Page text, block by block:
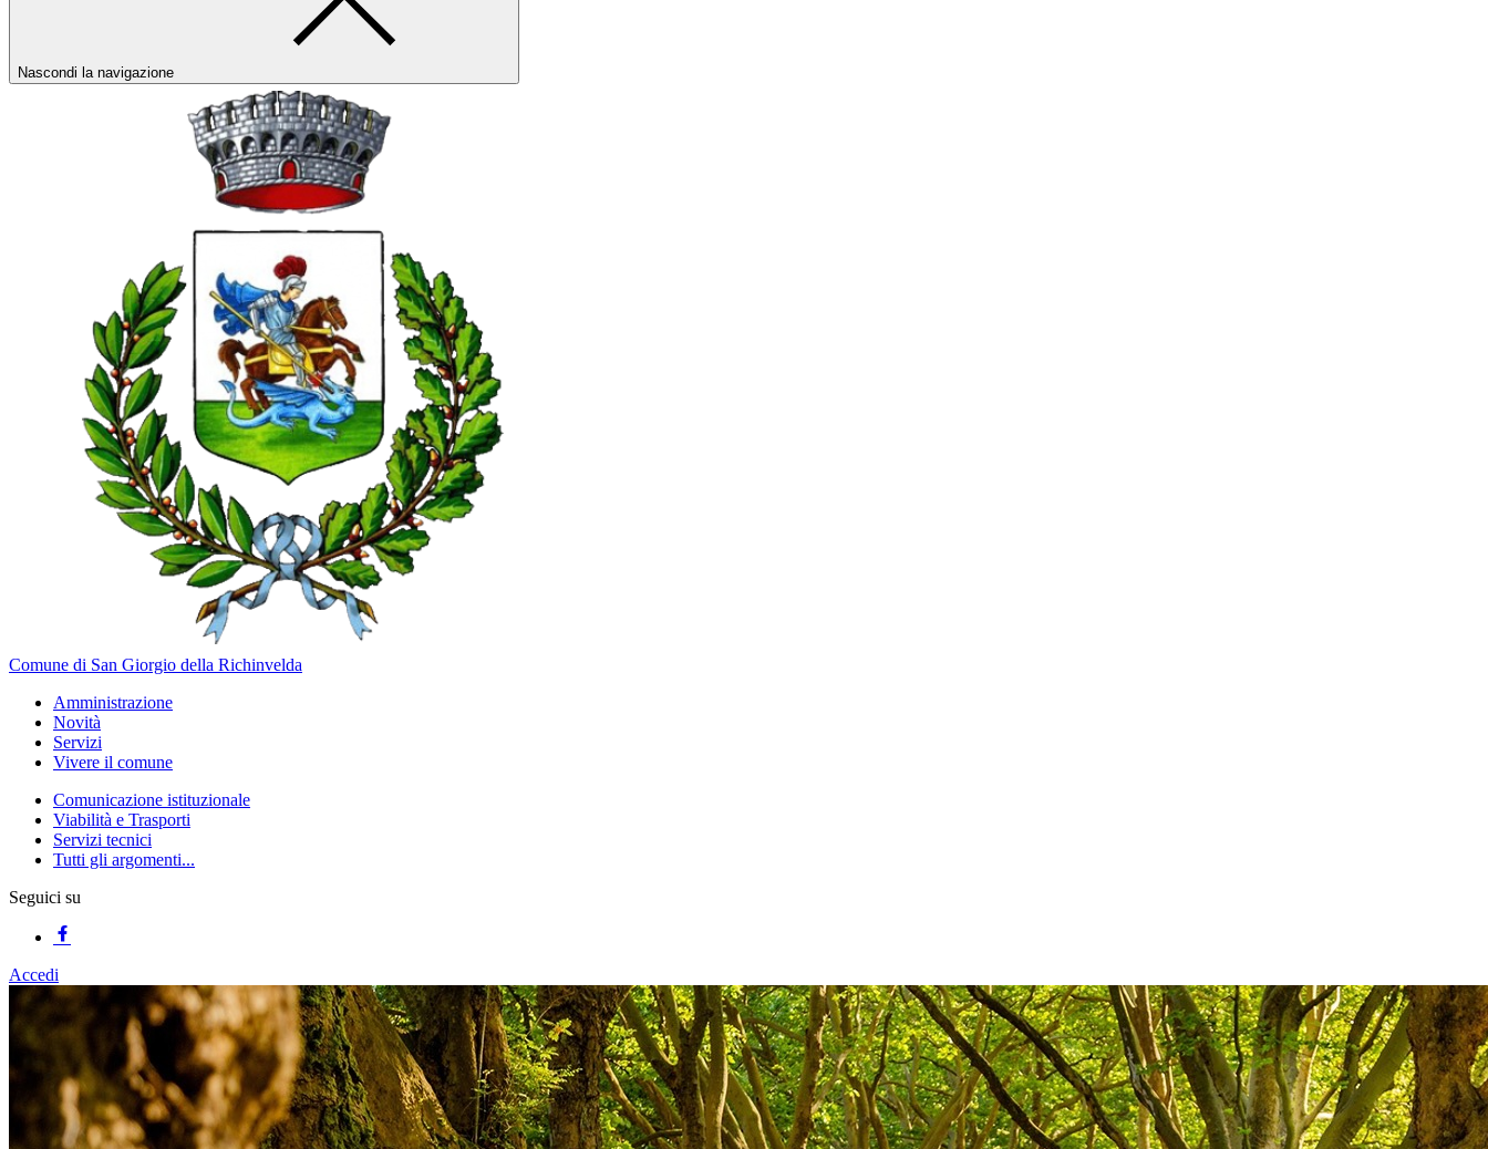
Nascondi la navigazione
Comune di San Giorgio della Richinvelda
Amministrazione
Novità
Servizi
Vivere il comune
Comunicazione istituzionale
Viabilità e Trasporti
Servizi tecnici
Tutti gli argomenti...
Seguici su
Accedi